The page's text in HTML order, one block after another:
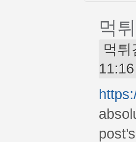
먹
먹
11:16